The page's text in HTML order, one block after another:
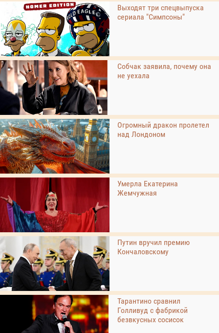
Выходят три спецвыпуска
сериала "Симпсоны"
Собчак заявила, почему она
не уехала
Огромный дракон пролетел
над Лондоном
Умерла Екатерина
Жемчужная
Путин вручил премию
Кончаловскому
Тарантино сравнил
Голливуд с фабрикой
безвкусных сосисок